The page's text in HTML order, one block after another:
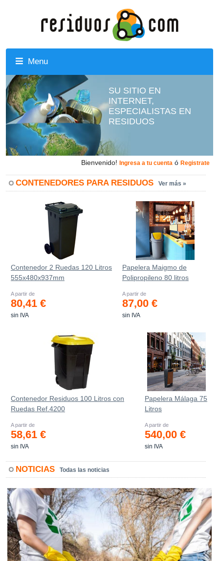
Menu
SU SITIO EN
INTERNET,
ESPECIALISTAS EN
RESIDUOS
Bienvenido! Ingresa a tu cuenta ó Registrate
CONTENEDORES PARA RESIDUOS Ver más »
Contenedor 2 Ruedas 120 Litros
555х480х937mm
A partir de
80,41 €
sin IVA
Papelera Maigmo de
Polipropileno 80 litros
A partir de
87,00 €
sin IVA
Contenedor Residuos 100 Litros con
Ruedas Ref.4200
A partir de
58,61 €
sin IVA
Papelera Málaga 75
Litros
A partir de
540,00 €
sin IVA
NOTICIAS Todas las noticias